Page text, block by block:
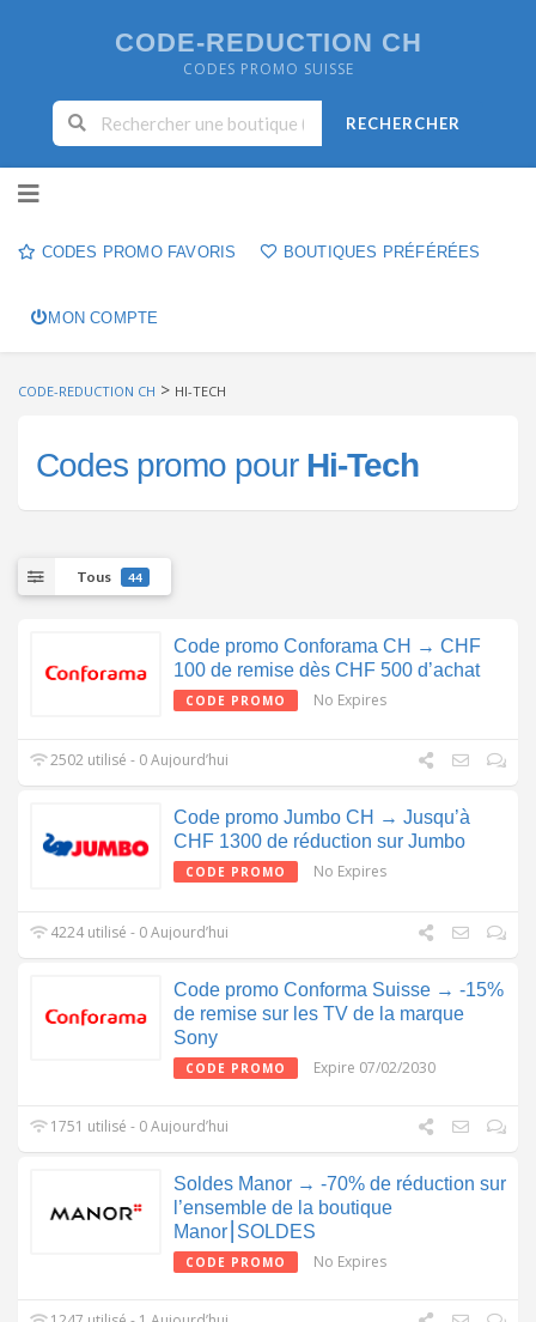
CODE-REDUCTION CH
CODES PROMO SUISSE
RECHERCHER
CODES PROMO FAVORIS BOUTIQUES PRÉFÉRÉES
MON COMPTE
CODE-REDUCTION CH > HI-TECH
Codes promo pour Hi-Tech
Tous 44
Code promo Conforama CH → CHF
100 de remise dès CHF 500 d’achat
CODE PROMO No Expires
2502 utilisé - 0 Aujourd’hui
Code promo Jumbo CH → Jusqu’à
CHF 1300 de réduction sur Jumbo
CODE PROMO No Expires
4224 utilisé - 0 Aujourd’hui
Code promo Conforma Suisse → -15%
de remise sur les TV de la marque
Sony
CODE PROMO Expire 07/02/2030
1751 utilisé - 0 Aujourd’hui
Soldes Manor → -70% de réduction sur
l’ensemble de la boutique
Manor⎮SOLDES
CODE PROMO No Expires